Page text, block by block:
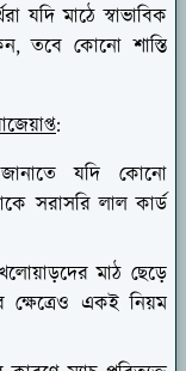
যদি মাঠে স্বাভাবিক
তবে কোনো শাস্তি
:
জানাতে যদি কোনো
সরাসরি লাল কার্ড
মাঠ ছেড়ে
একই নিয়ম